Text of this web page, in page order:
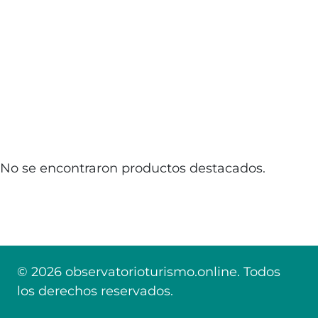
No se encontraron productos destacados.
© 2026 observatorioturismo.online. Todos
los derechos reservados.